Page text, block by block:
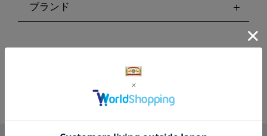
ブランド